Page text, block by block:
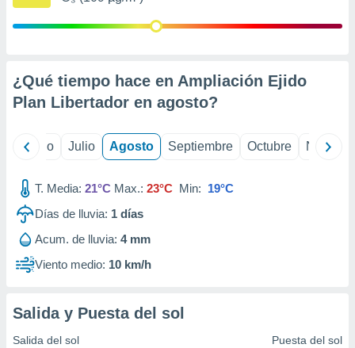
publicidad
publicidad
1199
¿Qué tiempo hace en Ampliación Ejido
Plan Libertador en agosto?
Junio Julio Agosto Septiembre Octubre
T. Media: 21°C Max.: 23°C Min: 19°C
Días de lluvia: 1 días
Acum. de lluvia: 4 mm
Viento medio: 10 km/h
Salida y Puesta del sol
Salida del sol Puesta del sol